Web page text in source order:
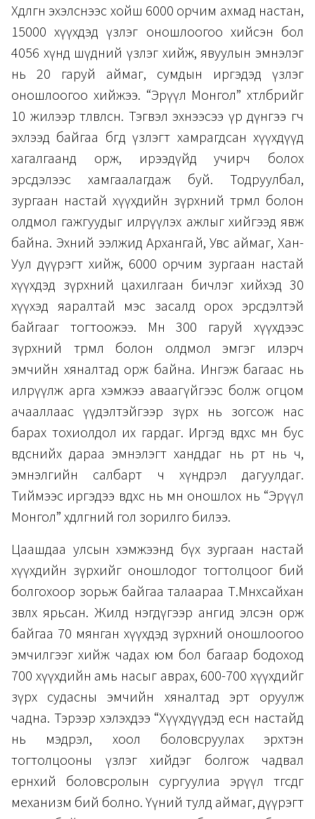
Хөдөлгөөн эхэлснээс хойш 6000 орчим ахмад настан,
15000 хүүхдэд үзлэг оношлоогоо хийсэн бол
4056 хүнд шүдний үзлэг хийж, явуулын эмнэлэг
нь 20 гаруй аймаг, сумдын иргэдэд үзлэг
оношлоогоо хийжээ. “Эрүүл Монгол” хөтөлбөрийг
10 жилээр төлөвлөсөн. Тэгвэл эхнээсээ үр дүнгээ өгч
эхлээд байгаа бөгөөд үзлэгт хамрагдсан хүүхдүүд
хагалгаанд орж, ирээдүйд учирч болох
эрсдэлээс хамгаалагдаж буй. Тодруулбал,
зургаан настай хүүхдийн зүрхний төрмөл болон
олдмол гажгуудыг илрүүлэх ажлыг хийгээд явж
байна. Эхний ээлжид Архангай, Увс аймаг, Хан-
Уул дүүрэгт хийж, 6000 орчим зургаан настай
хүүхдэд зүрхний цахилгаан бичлэг хийхэд 30
хүүхэд яаралтай мэс засалд орох эрсдэлтэй
байгааг тогтоожээ. Мөн 300 гаруй хүүхдээс
зүрхний төрмөл болон олдмол эмгэг илэрч
эмчийн хяналтад орж байна. Ингэж багаас нь
илрүүлж арга хэмжээ аваагүйгээс болж огцом
ачааллаас үүдэлтэйгээр зүрх нь зогсож нас
барах тохиолдол их гардаг. Иргэд өвдөхөөсөө өмнө бус
өвдсөнийхөө дараа эмнэлэгт ханддаг нь өөрт нь ч,
эмнэлгийн салбарт ч хүндрэл дагуулдаг.
Тиймээс иргэдээ өвдөхөөс нь өмнө оношлох нь “Эрүүл
Монгол” хөдөлгөөний гол зорилго билээ.
Цаашдаа улсын хэмжээнд бүх зургаан настай
хүүхдийн зүрхийг оношлодог тогтолцоог бий
болгохоор зорьж байгаа талаараа Т.Мөнхсайхан
зөвлөх ярьсан. Жилд нэгдүгээр ангид элсэн орж
байгаа 70 мянган хүүхдэд зүрхний оношлоогоо
эмчилгээг хийж чадах юм бол багаар бодоход
700 хүүхдийн амь насыг аврах, 600-700 хүүхдийг
зүрх судасны эмчийн хяналтад эрт оруулж
чадна. Тэрээр хэлэхдээ “Хүүхдүүдэд есөн настайд
нь мэдрэл, хоол боловсруулах эрхтэн
тогтолцооны үзлэг хийдэг болгож чадвал
ерөнхий боловсролын сургуулиа эрүүл төгсдөг
механизм бий болно. Үүний тулд аймаг, дүүрэгт